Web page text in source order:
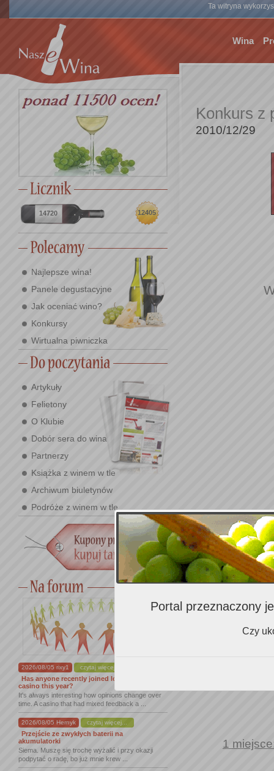
Ta witryna
Wina
14720 12405
Najlepsze wina!
Panele degustacyjne
Jak oceniać wino?
Konkursy
Wirtualna piwniczka
Artykuły
Felietony
O Klubie
Dobór sera do wina
Partnerzy
Książka z winem w tle
Archiwum biuletynów
Podróże z winem w tle
2026/08/05 rixy1 czytaj więcej...
Has anyone recently joined lordofspins
casino this year?
It's always interesting how opinions change over
time. A casino that had mixed feedback a ...
2026/08/05 Hernyk czytaj więcej...
Przejście ze zwykłych baterii na
akumulatorki
Siema. Muszę się trochę wyżalić i przy okazji
podpytać o radę, bo już mnie krew ...
Konkurs z
2010/12/29
1
Portal przeznaczony
Czy